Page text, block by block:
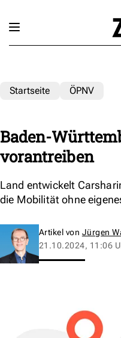
Startseite ÖPNV
Baden-
vorantreiben
Land entwickelt
die Mobilität ohne
Artikel von Jürgen
21.10.2024, 11:06